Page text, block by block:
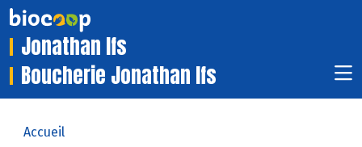
Jonathan Ifs
Boucherie Jonathan Ifs
Accueil